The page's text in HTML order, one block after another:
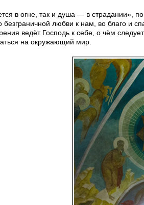
в огне, так и душа — в страдании»,
безграничной любви к нам, во благо и
ведёт Господь к себе, о чём
на окружающий мир.